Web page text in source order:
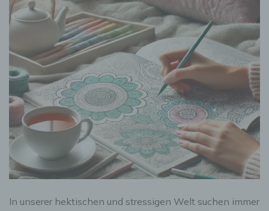
In unserer hektischen und stressigen Welt suchen immer